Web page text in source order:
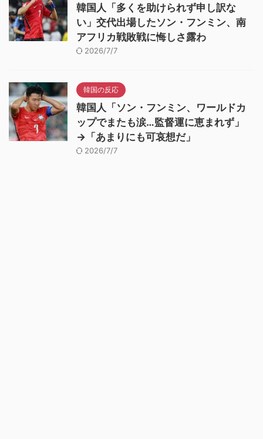
韓国人「多くを助けられず申し訳な
い」交代出場したソン・フンミン、南
アフリカ戦敗戦に悔しさ露わ
2026/7/7
韓国の反応
韓国人「ソン・フンミン、ワールドカ
ップでまたも涙…監督運に恵まれず」
→「あまりにも可哀想だ」
2026/7/7